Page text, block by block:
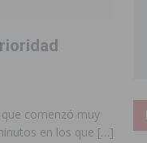
comenzó muy
en los que […]